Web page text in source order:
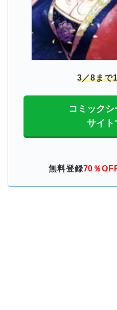
3／8まで
コミック
サイト
無料登録70％